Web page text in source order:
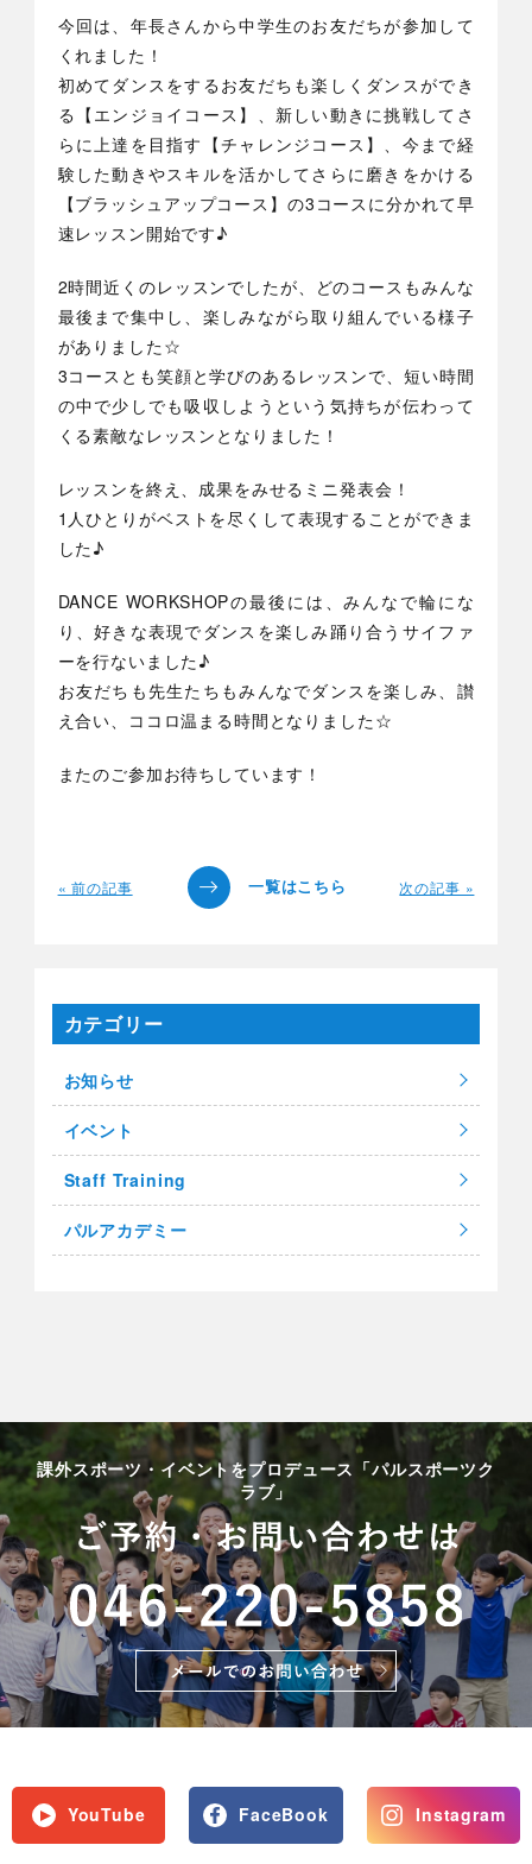
今回は、年長さんから中学生のお友だちが参加して
くれました！
初めてダンスをするお友だちも楽しくダンスができ
る【エンジョイコース】、新しい動きに挑戦してさ
らに上達を目指す【チャレンジコース】、今まで経
験した動きやスキルを活かしてさらに磨きをかける
【ブラッシュアップコース】の3コースに分かれて早
速レッスン開始です♪
2時間近くのレッスンでしたが、どのコースもみんな
最後まで集中し、楽しみながら取り組んでいる様子
がありました☆
3コースとも笑顔と学びのあるレッスンで、短い時間
の中で少しでも吸収しようという気持ちが伝わって
くる素敵なレッスンとなりました！
レッスンを終え、成果をみせるミニ発表会！
1人ひとりがベストを尽くして表現することができま
した♪
DANCE WORKSHOPの最後には、みんなで輪にな
り、好きな表現でダンスを楽しみ踊り合うサイファ
ーを行ないました♪
お友だちも先生たちもみんなでダンスを楽しみ、讃
え合い、ココロ温まる時間となりました☆
またのご参加お待ちしています！
« 前の記事 次の記事 »
カテゴリー
お知らせ
イベント
Staff Training
パルアカデミー
課外スポーツ・イベントをプロデュース「パルスポーツク
ラブ」
YouTube FaceBook Instagram